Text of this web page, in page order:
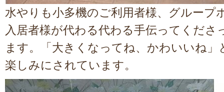
水やりも小多機のご利用者様、グループ
入居者様が代わる代わる手伝ってくださ
ます。「大きくなってね、かわいいね」
楽しみにされています。